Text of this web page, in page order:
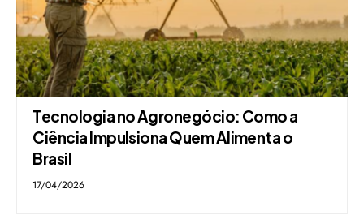
Tecnologia no Agronegócio: Como a
Ciência Impulsiona Quem Alimenta o
Brasil
17/04/2026